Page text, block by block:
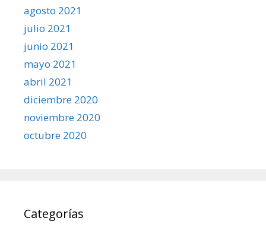
agosto 2021
julio 2021
junio 2021
mayo 2021
abril 2021
diciembre 2020
noviembre 2020
octubre 2020
Categorías